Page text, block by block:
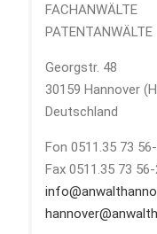
FACHANWÄLTE
PATENTANWÄLTE
Georgstr. 48
30159 Hannover
Deutschland
Fon 0511.35 73
Fax 0511.35 73